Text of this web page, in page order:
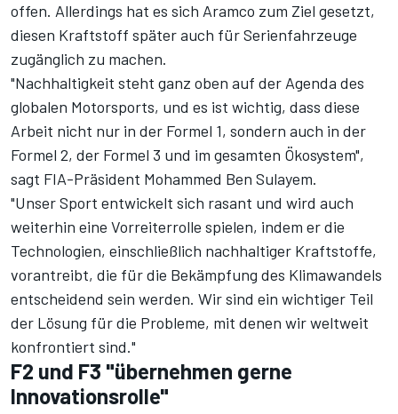
offen. Allerdings hat es sich Aramco zum Ziel gesetzt,
diesen Kraftstoff später auch für Serienfahrzeuge
zugänglich zu machen.
"Nachhaltigkeit steht ganz oben auf der Agenda des
globalen Motorsports, und es ist wichtig, dass diese
Arbeit nicht nur in der Formel 1, sondern auch in der
Formel 2, der Formel 3 und im gesamten Ökosystem",
sagt FIA-Präsident Mohammed Ben Sulayem.
"Unser Sport entwickelt sich rasant und wird auch
weiterhin eine Vorreiterrolle spielen, indem er die
Technologien, einschließlich nachhaltiger Kraftstoffe,
vorantreibt, die für die Bekämpfung des Klimawandels
entscheidend sein werden. Wir sind ein wichtiger Teil
der Lösung für die Probleme, mit denen wir weltweit
konfrontiert sind."
F2 und F3 "übernehmen gerne
Innovationsrolle"